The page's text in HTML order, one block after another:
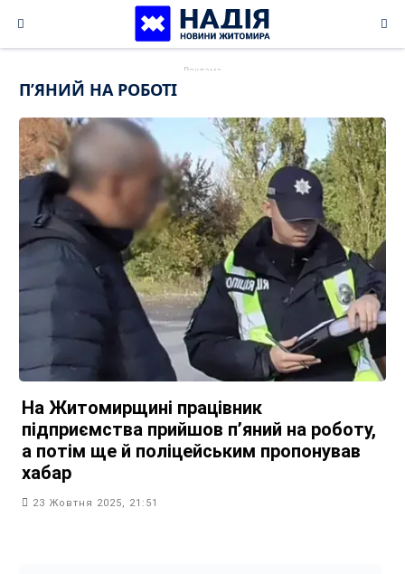
content
ПʼЯНИЙ НА РОБОТІ
На Житомирщині працівник
підприємства прийшов пʼяний на роботу,
а потім ще й поліцейським пропонував
хабар
23 Жовтня 2025, 21:51